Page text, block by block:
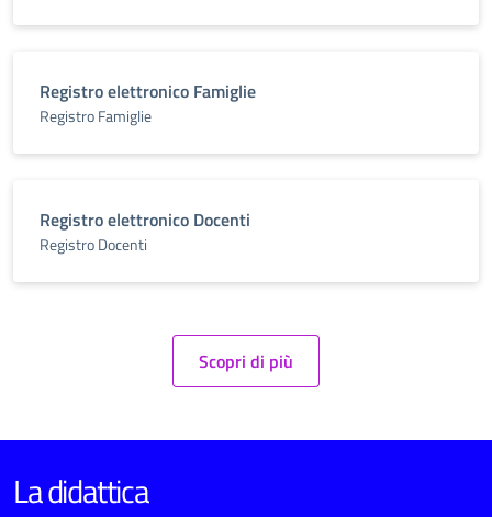
Registro elettronico Famiglie
Registro Famiglie
Registro elettronico Docenti
Registro Docenti
Scopri di più
La didattica